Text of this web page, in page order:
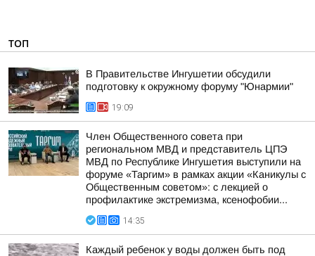
ТОП
В Правительстве Ингушетии обсудили
подготовку к окружному форуму "Юнармии"
19:09
Член Общественного совета при
региональном МВД и представитель ЦПЭ
МВД по Республике Ингушетия выступили на
форуме «Таргим» в рамках акции «Каникулы с
Общественным советом»: с лекцией о
профилактике экстремизма, ксенофобии...
14:35
Каждый ребенок у воды должен быть под